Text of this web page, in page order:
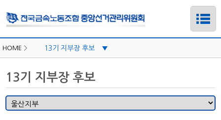
HOME > 13기 지부장 후보 ▼
경남지부
경주지부
13기 지부장 후보